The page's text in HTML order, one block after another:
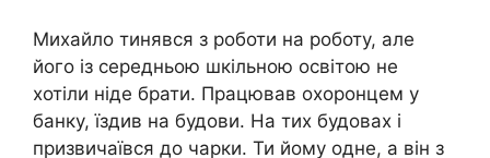
Михайло тинявся з роботи на роботу, але
його із середньою шкільною освітою не
хотіли ніде брати. Працював охоронцем у
банку, їздив на будови. На тих будовах і
призвичаївся до чаpки. Ти йому одне, а він з